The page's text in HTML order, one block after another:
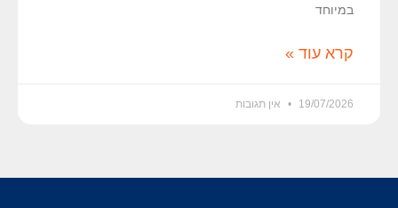
במיוחד
קרא עוד »
19/07/2026 אין תגובות